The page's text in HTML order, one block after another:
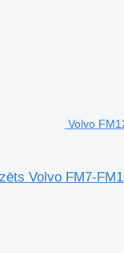
Volvo
Volvo FM7-